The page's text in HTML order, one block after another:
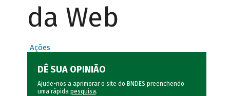
da Web
Ações
DÊ SUA OPINIÃO
Ajude-nos a aprimorar o site do BNDES preenchendo
uma rápida pesquisa.